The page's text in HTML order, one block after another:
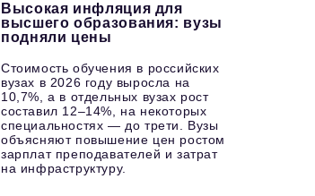
Высокая инфляция для
высшего образования: вузы
подняли цены
Стоимость обучения в российских
вузах в 2026 году выросла на
10,7%, а в отдельных вузах рост
составил 12–14%, на некоторых
специальностях — до трети. Вузы
объясняют повышение цен ростом
зарплат преподавателей и затрат
на инфраструктуру.